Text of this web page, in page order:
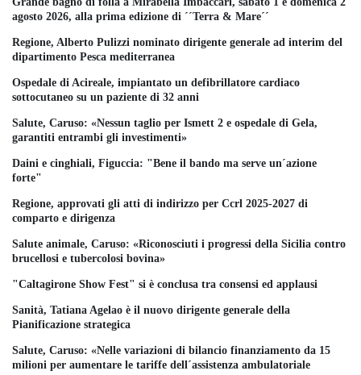
agosto 2026, alla prima edizione di ´´Terra & Mare´´
Regione, Alberto Pulizzi nominato dirigente generale ad interim del
dipartimento Pesca mediterranea
Ospedale di Acireale, impiantato un defibrillatore cardiaco
sottocutaneo su un paziente di 32 anni
Salute, Caruso: «Nessun taglio per Ismett 2 e ospedale di Gela,
garantiti entrambi gli investimenti»
Daini e cinghiali, Figuccia: "Bene il bando ma serve un´azione
forte"
Regione, approvati gli atti di indirizzo per Ccrl 2025-2027 di
comparto e dirigenza
Salute animale, Caruso: «Riconosciuti i progressi della Sicilia contro
brucellosi e tubercolosi bovina»
"Caltagirone Show Fest" si è conclusa tra consensi ed applausi
Sanità, Tatiana Agelao è il nuovo dirigente generale della
Pianificazione strategica
Salute, Caruso: «Nelle variazioni di bilancio finanziamento da 15
milioni per aumentare le tariffe dell´assistenza ambulatoriale